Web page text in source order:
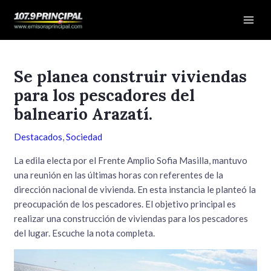
Se planea construir viviendas
para los pescadores del
balneario Arazatí.
Destacados,Sociedad
La edila electa por el Frente Amplio Sofia Masilla, mantuvo
una reunión en las últimas horas con referentes de la
dirección nacional de vivienda. En esta instancia le planteó la
preocupación de los pescadores. El objetivo principal es
realizar una construcción de viviendas para los pescadores
del lugar. Escuche la nota completa.
de